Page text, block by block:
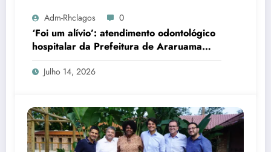
Adm-Rhclagos 0
‘Foi um alívio’: atendimento odontológico
hospitalar da Prefeitura de Araruama
transforma rotina de famílias atípicas
Julho 14, 2026